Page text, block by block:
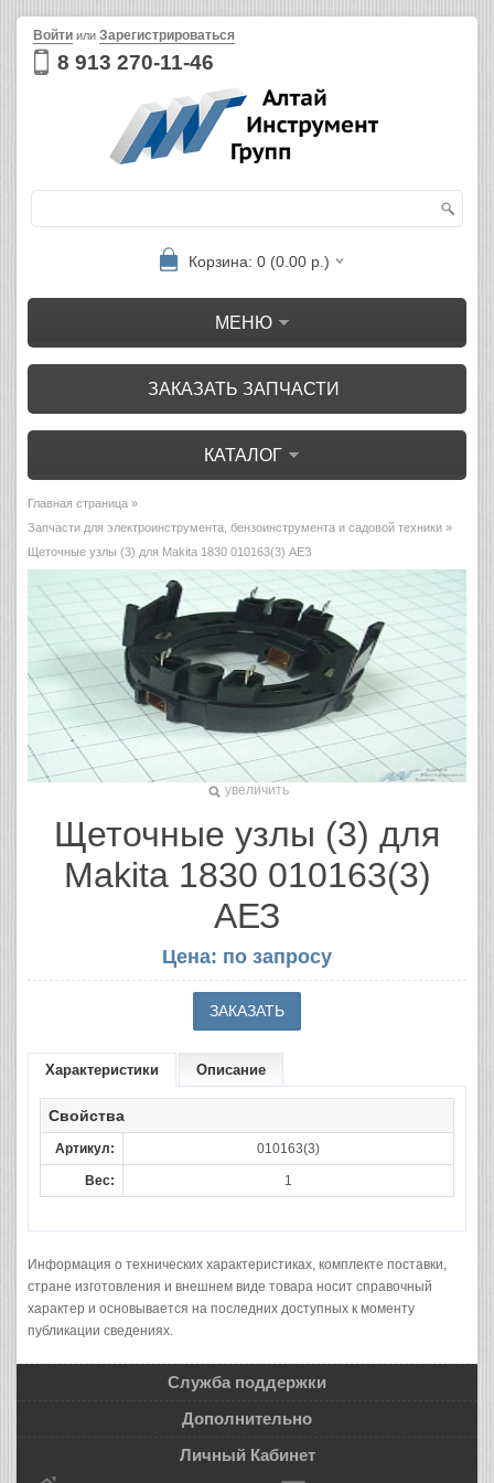
8 913 270-11-46
Войти или Зарегистрироваться
Корзина: 0 (0.00 р.)
МЕНЮ
ЗАКАЗАТЬ ЗАПЧАСТИ
КАТАЛОГ
Главная страница »
Запчасти для электроинструмента, бензоинструмента и садовой техники »
Щеточные узлы (3) для Makita 1830 010163(3) АЕЗ
увеличить
Щеточные узлы (3) для
Makita 1830 010163(3)
АЕЗ
Цена: по запросу
Характеристики Описание
Свойства
Артикул: 010163(3)
Вес: 1
Информация о технических характеристиках, комплекте поставки,
стране изготовления и внешнем виде товара носит справочный
характер и основывается на последних доступных к моменту
публикации сведениях.
Служба поддержки
Дополнительно
Личный Кабинет